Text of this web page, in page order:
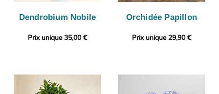
Dendrobium Nobile
Prix unique 35,00 €
Orchidée Papillon
Prix unique 29,90 €